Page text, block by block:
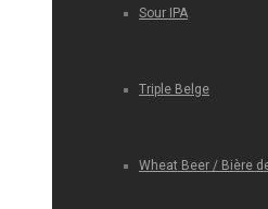
Sour IPA
Triple Belge
Wheat Beer / Bière